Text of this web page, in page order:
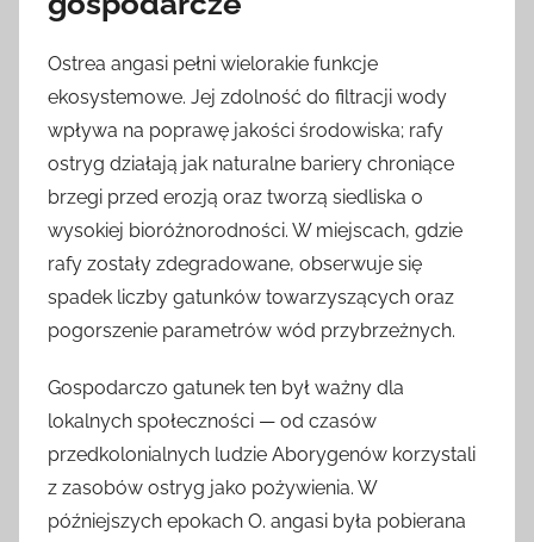
Ostrea angasi pełni wielorakie funkcje
ekosystemowe. Jej zdolność do filtracji wody
wpływa na poprawę jakości środowiska; rafy
ostryg działają jak naturalne bariery chroniące
brzegi przed erozją oraz tworzą siedliska o
wysokiej bioróżnorodności. W miejscach, gdzie
rafy zostały zdegradowane, obserwuje się
spadek liczby gatunków towarzyszących oraz
pogorszenie parametrów wód przybrzeżnych.
Gospodarczo gatunek ten był ważny dla
lokalnych społeczności — od czasów
przedkolonialnych ludzie Aborygenów korzystali
z zasobów ostryg jako pożywienia. W
późniejszych epokach O. angasi była pobierana